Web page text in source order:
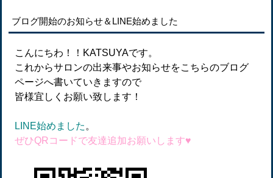
ブログ開始のお知らせ＆LINE始めました
こんにちわ！！KATSUYAです。
これからサロンの出来事やお知らせをこちらのブログ
ページへ書いていきますので
皆様宜しくお願い致します！
LINE始めました 。
ぜひQRコードで友達追加お願いします♥